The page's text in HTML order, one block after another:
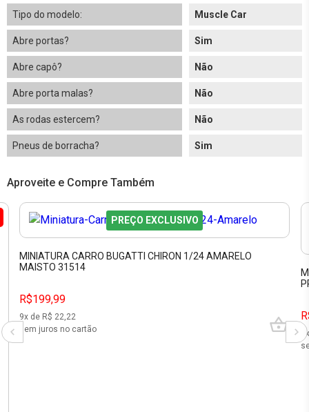
Tipo do modelo: Muscle Car
Abre portas? Sim
Abre capô? Não
Abre porta malas? Não
As rodas estercem? Não
Pneus de borracha? Sim
Aproveite e Compre Também
PREÇO EXCLUSIVO
MINIATURA CARRO BUGATTI CHIRON 1/24 AMARELO
MAISTO 31514
R$199,99
9x de R$ 22,22
sem juros no cartão